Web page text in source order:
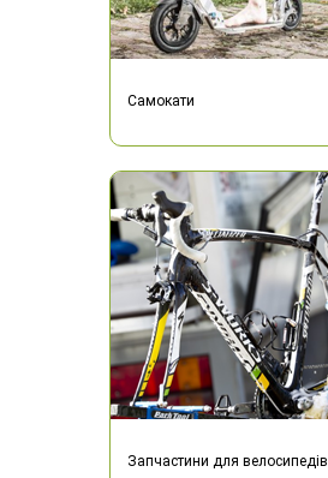
Самокати
Запчастини для велосипедів